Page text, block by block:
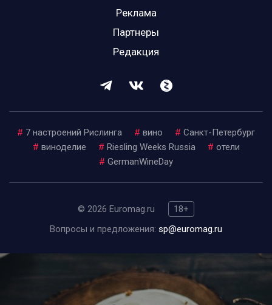
Реклама
Партнеры
Редакция
# 7 настроений Рислинга # вино # Санкт-Петербург
# виноделие # Riesling Weeks Russia # отели
# GermanWineDay
© 2026 Euromag.ru
18+
Вопросы и предложения: sp@euromag.ru